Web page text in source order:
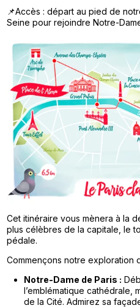
📌Accès : départ au pied de
Seine pour rejoindre Notre-
Cet itinéraire vous mènera à la
plus célèbres de la capitale, le
pédale.
Commençons notre exploration
Notre-Dame de Paris :
l’emblématique cathédrale,
de la Cité. Admirez sa